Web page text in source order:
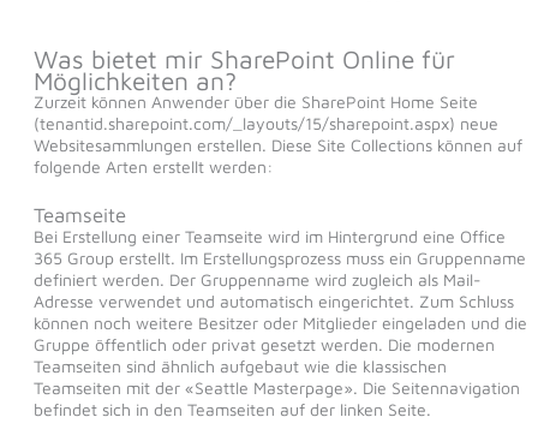
Was bietet mir SharePoint Online für
Möglichkeiten an?
Zurzeit können Anwender über die SharePoint Home Seite
(tenantid.sharepoint.com/_layouts/15/sharepoint.aspx) neue
Websitesammlungen erstellen. Diese Site Collections können auf
folgende Arten erstellt werden:
Teamseite
Bei Erstellung einer Teamseite wird im Hintergrund eine Office
365 Group erstellt. Im Erstellungsprozess muss ein Gruppenname
definiert werden. Der Gruppenname wird zugleich als Mail-
Adresse verwendet und automatisch eingerichtet. Zum Schluss
können noch weitere Besitzer oder Mitglieder eingeladen und die
Gruppe öffentlich oder privat gesetzt werden. Die modernen
Teamseiten sind ähnlich aufgebaut wie die klassischen
Teamseiten mit der «Seattle Masterpage». Die Seitennavigation
befindet sich in den Teamseiten auf der linken Seite.